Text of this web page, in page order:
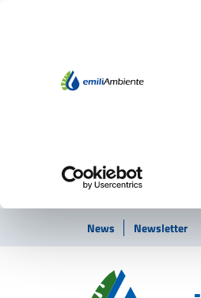
News Newsletter